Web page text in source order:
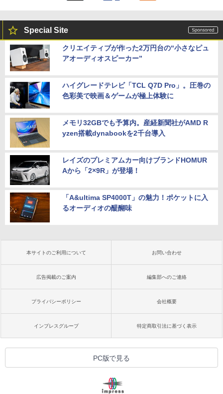
Special Site
クリエイティブが作った2万円台の“小さなピュ
アオーディオスピーカー”
ハイグレードテレビ「TCL Q7D Pro」。圧巻の
色彩美で映画＆ゲームが極上体験に
メモリ32GBでも予算内。産経新聞社がAMD R
yzen搭載dynabookを2千台導入
レイズのプレミアムカー向けブランドHOMUR
Aから「2×9R」が登場！
「A&ultima SP4000T」の魅力！ポケットに入
るオーディオの醍醐味
本サイトのご利用について お問い合わせ
広告掲載のご案内 編集部へのご連絡
プライバシーポリシー 会社概要
インプレスグループ 特定商取引法に基づく表示
PC版で見る